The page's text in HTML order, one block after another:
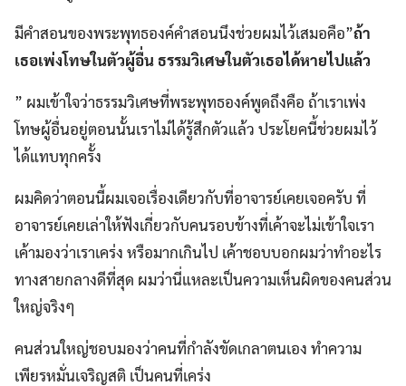
มีคำสอนของพระพุทธองค์คำสอนนึงช่วยผมไว้เสมอคือ”ถ้า
เธอเพ่งโทษในตัวผู้อื่น ธรรมวิเศษในตัวเธอได้หายไปแล้ว
” ผมเข้าใจว่าธรรมวิเศษที่พระพุทธองค์พูดถึงคือ ถ้าเราเพ่ง
โทษผู้อื่นอยู่ตอนนั้นเราไม่ได้รู้สึกตัวแล้ว ประโยคนี้ช่วยผมไว้
ได้แทบทุกครั้ง
ผมคิดว่าตอนนี้ผมเจอเรื่องเดียวกับที่อาจารย์เคยเจอครับ ที่
อาจารย์เคยเล่าให้ฟังเกี่ยวกับคนรอบข้างที่เค้าจะไม่เข้าใจเรา
เค้ามองว่าเราเคร่ง หรือมากเกินไป เค้าชอบบอกผมว่าทำอะไร
ทางสายกลางดีที่สุด ผมว่านี่แหละเป็นความเห็นผิดของคนส่วน
ใหญ่จริงๆ
คนส่วนใหญ่ชอบมองว่าคนที่กำลังขัดเกลาตนเอง ทำความ
เพียรหมั่นเจริญสติ เป็นคนที่เคร่ง